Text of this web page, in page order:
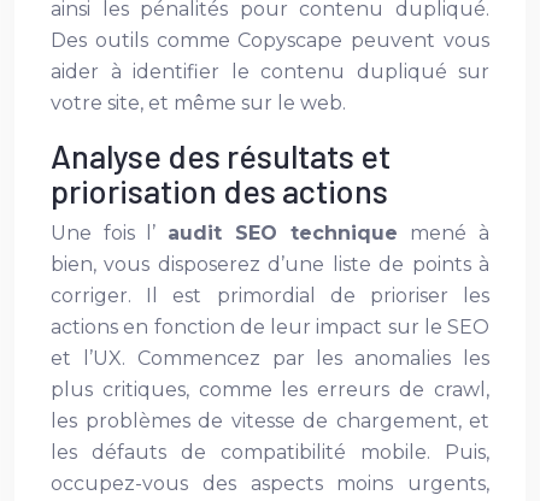
ainsi les pénalités pour contenu dupliqué.
Des outils comme Copyscape peuvent vous
aider à identifier le contenu dupliqué sur
votre site, et même sur le web.
Analyse des résultats et
priorisation des actions
Une fois l’ audit SEO technique mené à
bien, vous disposerez d’une liste de points à
corriger. Il est primordial de prioriser les
actions en fonction de leur impact sur le SEO
et l’UX. Commencez par les anomalies les
plus critiques, comme les erreurs de crawl,
les problèmes de vitesse de chargement, et
les défauts de compatibilité mobile. Puis,
occupez-vous des aspects moins urgents,